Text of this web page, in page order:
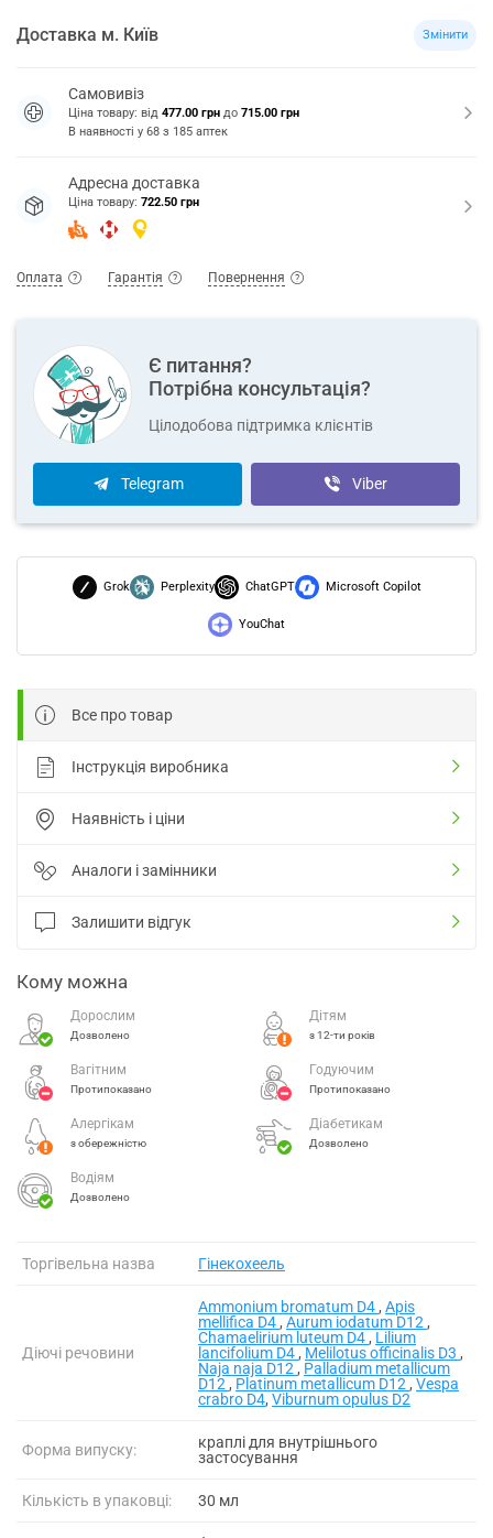
Доставка м. Київ Змінити
Самовивіз
Ціна товару: від 477.00 грн до 715.00 грн
В наявності у 68 з 185 аптек
Адресна доставка
Ціна товару: 722.50 грн
Оплата Гарантія Повернення
Є питання?
Потрібна консультація?
Цілодобова підтримка клієнтів
Telegram Viber
Grok Perplexity ChatGPT Microsoft Copilot
YouChat
Все про товар
Інструкція виробника
Наявність і ціни
Аналоги і замінники
Залишити відгук
Кому можна
Дорослим
Дозволено
Дітям
з 12-ти років
Вагітним
Протипоказано
Годуючим
Протипоказано
Алергікам
з обережністю
Діабетикам
Дозволено
Водіям
Дозволено
Торгівельна назва Гінекохеель
Діючі речовини
Ammonium bromatum D4 , Apis
mellifica D4 , Aurum iodatum D12 ,
Chamaelirium luteum D4 , Lilium
lancifolium D4 , Melilotus officinalis D3 ,
Naja naja D12 , Palladium metallicum
D12 , Platinum metallicum D12 , Vespa
crabro D4, Viburnum opulus D2
Форма випуску:
краплі для внутрішнього
застосування
Кількість в упаковці: 30 мл